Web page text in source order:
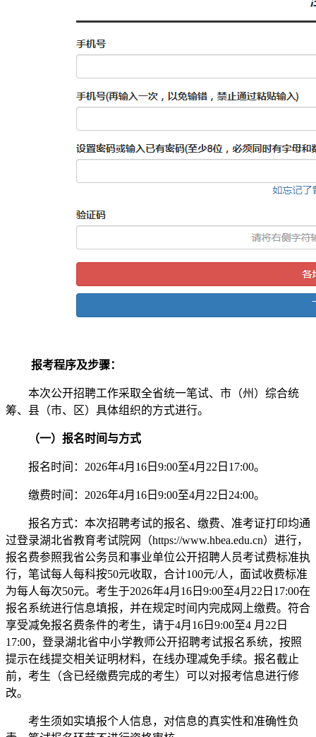
报考程序及步骤：
本次公开招聘工作采取全省统一笔试、市（州）综合统
筹、县（市、区）具体组织的方式进行。
（一）报名时间与方式
报名时间：2026年4月16日9:00至4月22日17:00。
缴费时间：2026年4月16日9:00至4月22日24:00。
报名方式：本次招聘考试的报名、缴费、准考证打印均通
过登录湖北省教育考试院网（https://www.hbea.edu.cn）进行，
报名费参照我省公务员和事业单位公开招聘人员考试费标准执
行，笔试每人每科按50元收取，合计100元/人，面试收费标准
为每人每次50元。考生于2026年4月16日9:00至4月22日17:00在
报名系统进行信息填报，并在规定时间内完成网上缴费。符合
享受减免报名费条件的考生，请于4月16日9:00至4 月22日
17:00，登录湖北省中小学教师公开招聘考试报名系统，按照
提示在线提交相关证明材料，在线办理减免手续。报名截止
前，考生（含已经缴费完成的考生）可以对报考信息进行修
改。
考生须如实填报个人信息，对信息的真实性和准确性负